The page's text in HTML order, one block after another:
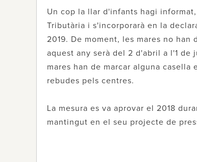
Un cop la llar d'infants hagi
Tributària i s'incorporarà en la
2019. De moment, les mares no
aquest any serà del 2 d'abril a l'1 de
mares han de marcar alguna
rebudes pels centres.
La mesura es va aprovar el 2018
mantingut en el seu projecte de